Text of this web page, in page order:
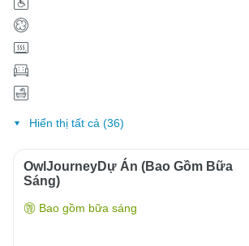
Hiển thị tất cả (36)
OwlJourneyDự Án (Bao Gồm Bữa
Sáng)
Bao gồm bữa sáng